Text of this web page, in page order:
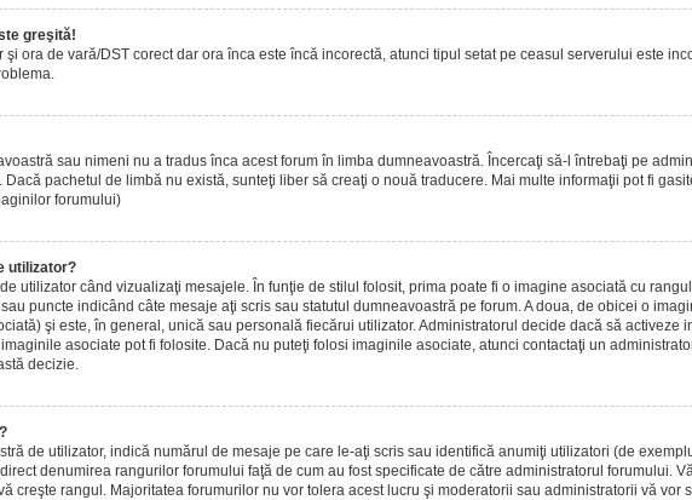
greşită!
şi ora de vară/DST corect dar ora înca este încă incorectă, atunci tipul setat pe ceasul serverului este
sau nimeni nu a tradus înca acest forum în limba dumneavoastră. Încercaţi să-l întrebaţi pe
pachetul de limbă nu există, sunteţi liber să creaţi o nouă traducere. Mai multe informaţii pot fi
forumului)
utilizator?
utilizator când vizualizaţi mesajele. În funţie de stilul folosit, prima poate fi o imagine asociată cu
puncte indicând câte mesaje aţi scris sau statutul dumneavoastră pe forum. A doua, de obicei o
şi este, în general, unică sau personală fiecărui utilizator. Administratorul decide dacă să activeze
asociate pot fi folosite. Dacă nu puteţi folosi imaginile asociate, atunci contactaţi un
decizie.
de utilizator, indică numărul de mesaje pe care le-aţi scris sau identifică anumiţi utilizatori (de
denumirea rangurilor forumului faţă de cum au fost specificate de către administratorul forumului.
creşte rangul. Majoritatea forumurilor nu vor tolera acest lucru şi moderatorii sau administratorii vă vor